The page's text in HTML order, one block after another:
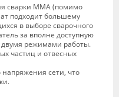
сварки ММА (помимо
подходит большему
в выборе сварочного
за вполне доступную
режимами работы.
частиц и отвесных
сети, что